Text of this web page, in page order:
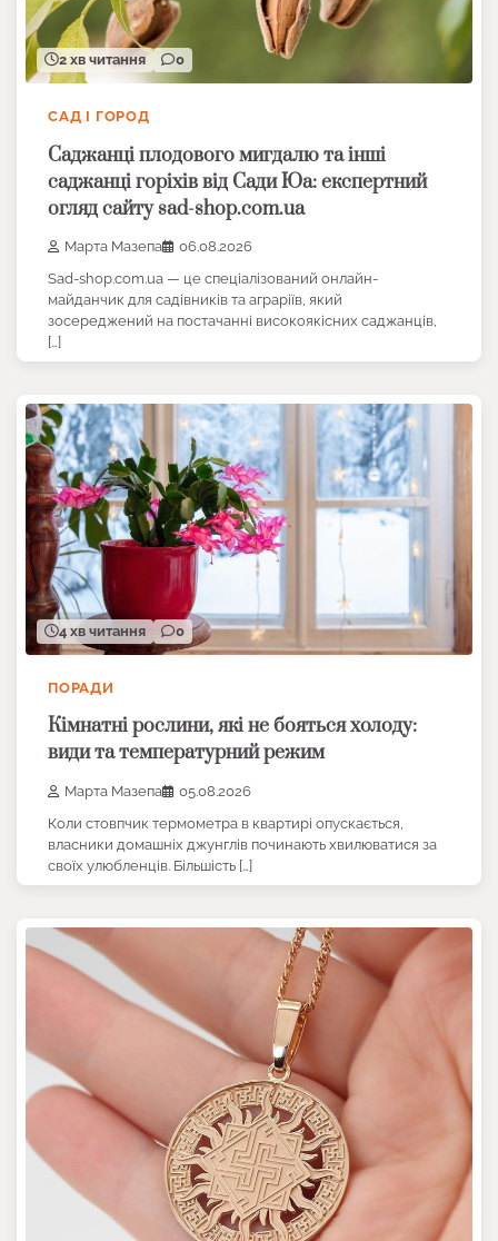
2 хв читання 0
САД І ГОРОД
Саджанці плодового мигдалю та інші
саджанці горіхів від Сади Юа: експертний
огляд сайту sad-shop.com.ua
Марта Мазепа
06.08.2026
Sad-shop.com.ua — це спеціалізований онлайн-
майданчик для садівників та аграріїв, який
зосереджений на постачанні високоякісних саджанців,
[…]
4 хв читання 0
ПОРАДИ
Кімнатні рослини, які не бояться холоду:
види та температурний режим
Марта Мазепа
05.08.2026
Коли стовпчик термометра в квартирі опускається,
власники домашніх джунглів починають хвилюватися за
своїх улюбленців. Більшість […]